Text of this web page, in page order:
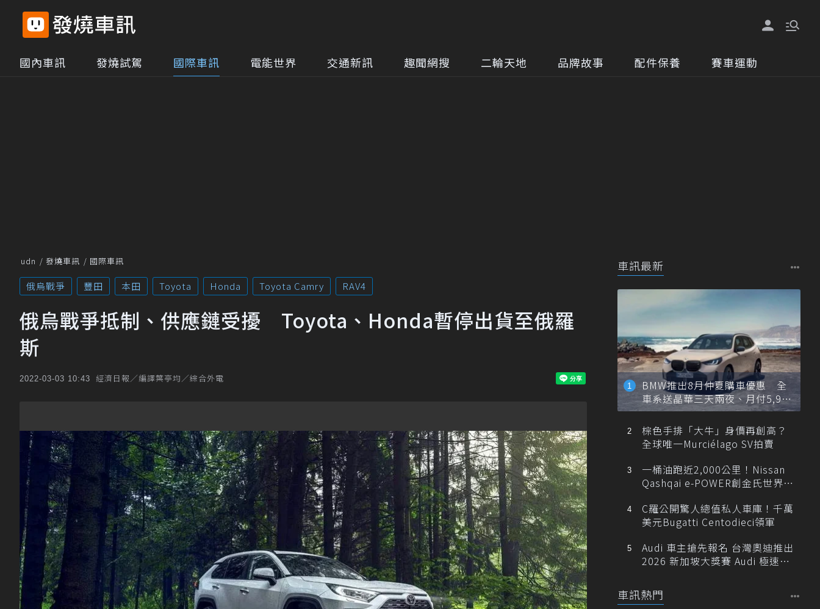
國內車訊 發燒試駕 國際車訊 電能世界 交通新訊 趣聞網搜 二輪天地 品牌故事 配件保養 賽車運動
udn 發燒車訊 國際車訊
俄烏戰爭 豐田 本田 Toyota Honda Toyota Camry RAV4
俄烏戰爭抵制、供應鏈受擾 Toyota、Honda暫停出貨至俄羅
斯
2022-03-03 10:43 經濟日報／編譯葉亭均／綜合外電
車訊最新
BMW推出8月仲夏購車優惠 全
車系送晶華三天兩夜、月付5,900
元起
棕色手排「大牛」身價再創高？
全球唯一Murciélago SV拍賣
一桶油跑近2,000公里！Nissan
Qashqai e-POWER創金氏世界紀
C羅公開驚人總值私人車庫！千萬
美元Bugatti Centodieci領軍
Audi 車主搶先報名 台灣奧迪推出
2026 新加坡大獎賽 Audi 極速之
車訊熱門